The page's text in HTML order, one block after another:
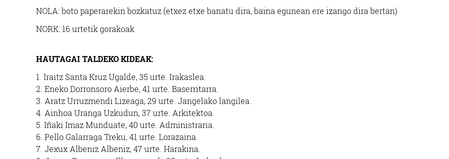
NOLA: boto paperarekin bozkatuz (etxez etxe banatu dira, baina egunean ere izango dira bertan)
NORK: 16 urtetik gorakoak
HAUTAGAI TALDEKO KIDEAK:
1. Iraitz Santa Kruz Ugalde, 35 urte. Irakaslea.
2. Eneko Dorronsoro Aierbe, 41 urte. Baserritarra.
3. Aratz Urruzmendi Lizeaga, 29 urte. Jangelako langilea.
4. Ainhoa Uranga Uzkudun, 37 urte. Arkitektoa.
5. Iñaki Imaz Munduate, 40 urte. Administraria.
6. Pello Galarraga Treku, 41 urte. Lorazaina.
7. Jexux Albeniz Albeniz, 47 urte. Harakina.